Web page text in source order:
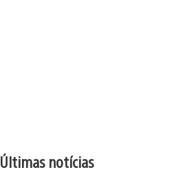
Últimas notícias